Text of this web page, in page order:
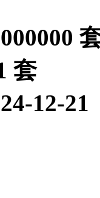
套
12-21